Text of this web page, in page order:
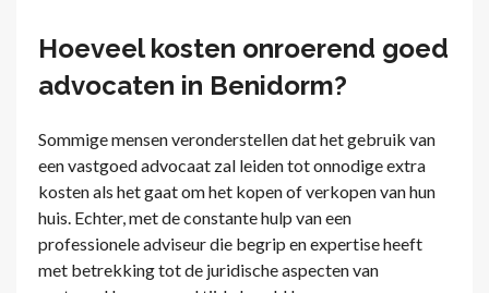
Hoeveel kosten onroerend goed
advocaten in Benidorm?
Sommige mensen veronderstellen dat het gebruik van
een vastgoed advocaat zal leiden tot onnodige extra
kosten als het gaat om het kopen of verkopen van hun
huis. Echter, met de constante hulp van een
professionele adviseur die begrip en expertise heeft
met betrekking tot de juridische aspecten van